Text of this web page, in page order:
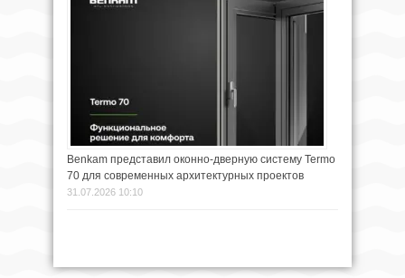
Benkam представил оконно-дверную систему Termo
70 для современных архитектурных проектов
31.07.2026 10:10